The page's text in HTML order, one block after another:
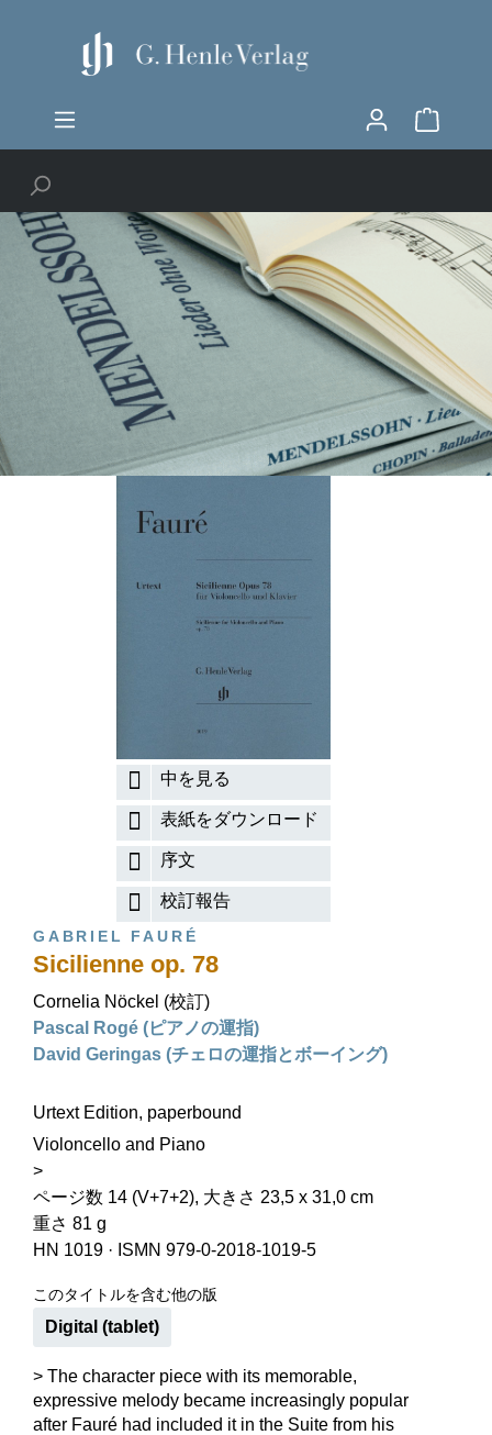
中を見る
表紙をダウンロード
序文
校訂報告
GABRIEL FAURÉ
Sicilienne op. 78
Cornelia Nöckel (校訂)
Pascal Rogé (ピアノの運指)
David Geringas (チェロの運指とボーイング)
Urtext Edition, paperbound
Violoncello and Piano
>
ページ数 14 (V+7+2), 大きさ 23,5 x 31,0 cm
重さ 81 g
HN 1019 · ISMN 979-0-2018-1019-5
このタイトルを含む他の版
Digital (tablet)
> The character piece with its memorable,
expressive melody became increasingly popular
after Fauré had included it in the Suite from his